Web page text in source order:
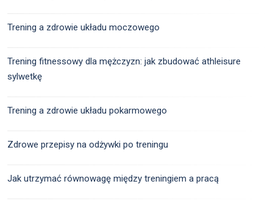
Trening a zdrowie układu moczowego
Trening fitnessowy dla mężczyzn: jak zbudować athleisure
sylwetkę
Trening a zdrowie układu pokarmowego
Zdrowe przepisy na odżywki po treningu
Jak utrzymać równowagę między treningiem a pracą